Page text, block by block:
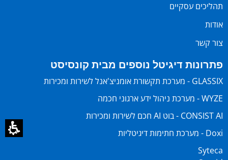
תהליכים עסקיים
אודות
צור קשר
פתרונות דיגיטל נוספים מבית קונסיסט
GLASSIX - מערכת תקשורת אומניצ'אנל לשירות ומכירות
WYZE - מערכת ניהול ידע ארגוני חכמה
CONSIST AI - בוט AI חכם לשירות ומכירות
Doxi - מערכת חתימות דיגיטליות
Syteca